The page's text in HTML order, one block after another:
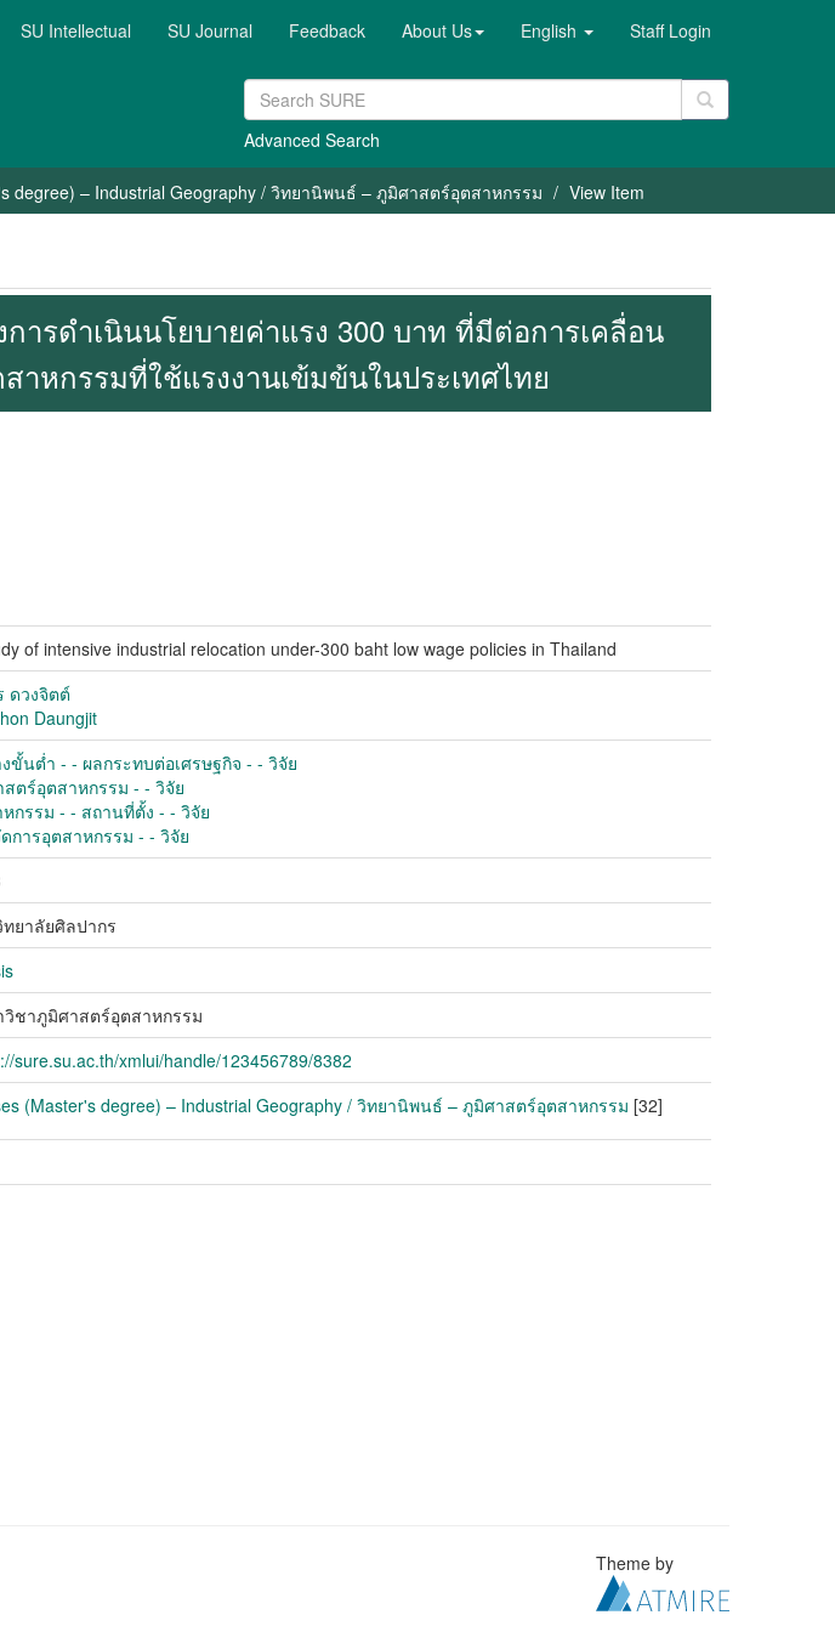
SU Intellectual SU Journal Feedback About Us English Staff Login
Advanced Search
degree) – Industrial Geography / วิทยานิพนธ์ – ภูมิศาสตร์อุตสาหกรรม View Item
ารดำเนินนโยบายค่าแรง 300 บาท ที่มีต่อการเคลื่อน
าหกรรมที่ใช้แรงงานเข้มข้นในประเทศไทย
of intensive industrial relocation under-300 baht low wage policies in Thailand
ดวงจิตต์
Daungjit
ขั้นต่ำ - - ผลกระทบต่อเศรษฐกิจ - - วิจัย
ตร์อุตสาหกรรม - - วิจัย
กรรม - - สถานที่ตั้ง - - วิจัย
การอุตสาหกรรม - - วิจัย
ยาลัยศิลปากร
วิชาภูมิศาสตร์อุตสาหกรรม
sure.su.ac.th/xmlui/handle/123456789/8382
(Master's degree) – Industrial Geography / วิทยานิพนธ์ – ภูมิศาสตร์อุตสาหกรรม [32]
Theme by